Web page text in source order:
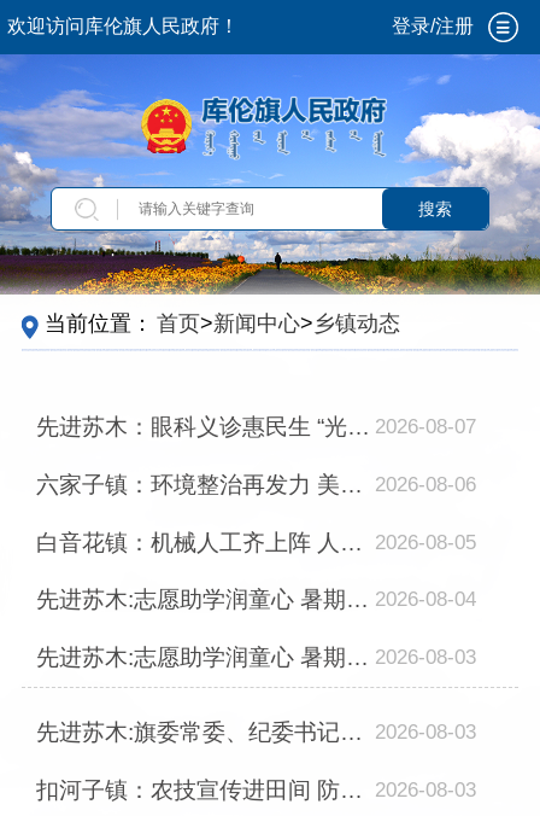
欢迎访问库伦旗人民政府！ 登录/注册
搜索
当前位置： 首页>新闻中心>乡镇动态
先进苏木：眼科义诊惠民生 “光明行动”暖人心 2026-08-07
六家子镇：环境整治再发力 美丽乡村“展新颜” 2026-08-06
白音花镇：机械人工齐上阵 人居环境换新颜 2026-08-05
先进苏木:志愿助学润童心 暑期护航助成长 2026-08-04
先进苏木:志愿助学润童心 暑期护航助成长 2026-08-03
先进苏木:旗委常委、纪委书记、监委主任刘天一到先进苏木调研指导工作 2026-08-03
扣河子镇：农技宣传进田间 防治斑病保收成 2026-08-03